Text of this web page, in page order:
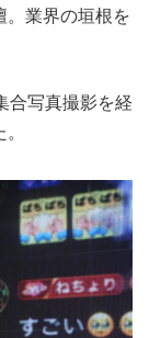
。業界の垣根を
合写真撮影を経